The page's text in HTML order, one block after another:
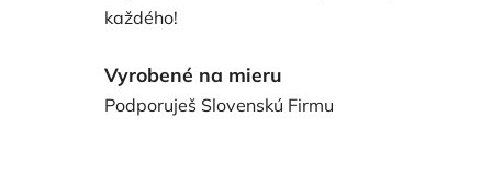
každého!
Vyrobené na mieru
Podporuješ Slovenskú Firmu